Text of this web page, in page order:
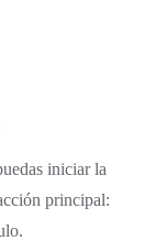
iniciar la
principal: